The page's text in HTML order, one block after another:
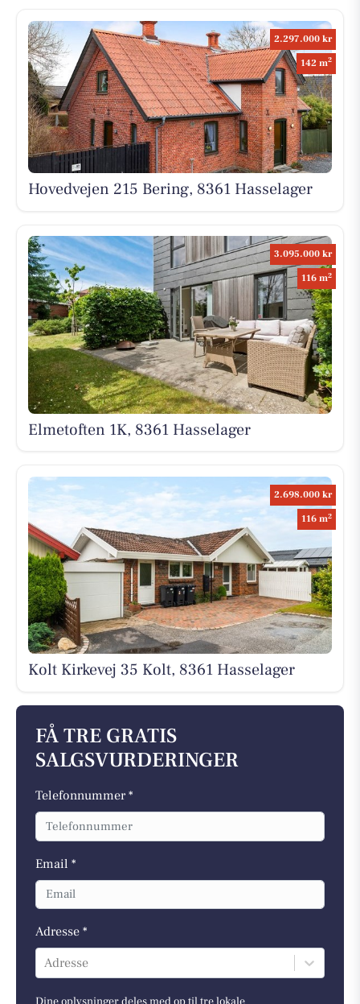
2.297.000 kr
142 m2
Hovedvejen 215 Bering, 8361 Hasselager
3.095.000 kr
116 m2
Elmetoften 1K, 8361 Hasselager
2.698.000 kr
116 m2
Kolt Kirkevej 35 Kolt, 8361 Hasselager
FÅ TRE GRATIS
SALGSVURDERINGER
Telefonnummer *
Email *
Adresse *
Adresse